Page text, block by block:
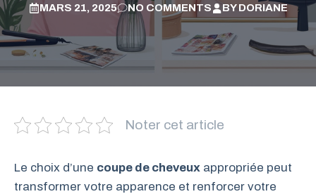
MARS 21, 2025 NO COMMENTS BYDORIANE
Noter cet article
Le choix d’une coupe de cheveux appropriée peut
transformer votre apparence et renforcer votre